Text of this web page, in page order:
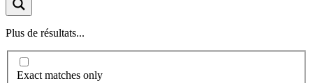
Plus de résultats...
Exact matches only